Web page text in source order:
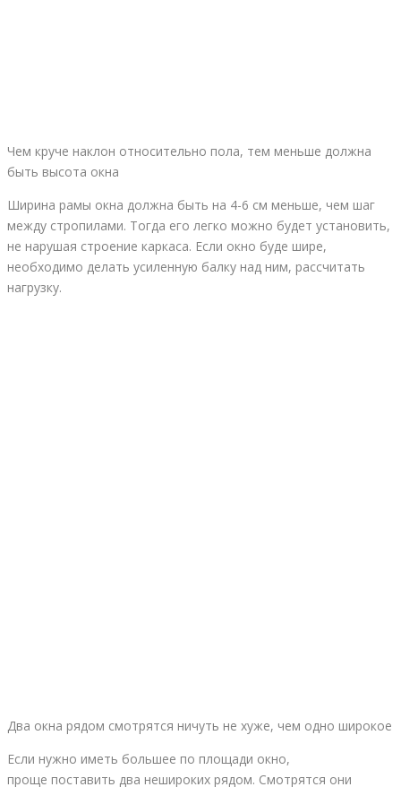
Чем круче наклон относительно пола, тем меньше должна
быть высота окна
Ширина рамы окна должна быть на 4-6 см меньше, чем шаг
между стропилами. Тогда его легко можно будет установить,
не нарушая строение каркаса. Если окно буде шире,
необходимо делать усиленную балку над ним, рассчитать
нагрузку.
Два окна рядом смотрятся ничуть не хуже, чем одно широкое
Если нужно иметь большее по площади окно,
проще поставить два нешироких рядом. Смотрятся они